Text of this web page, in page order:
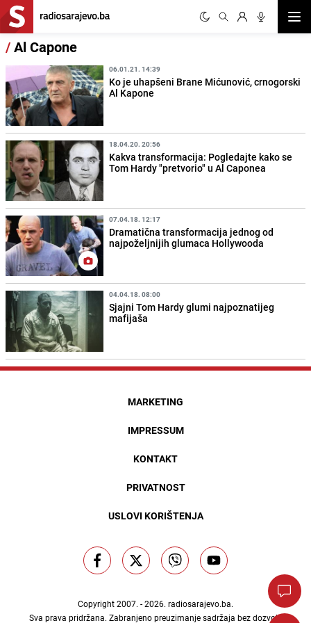
/Al Capone
06.01.21. 14:39
Ko je uhapšeni Brane Mićunović, crnogorski
Al Kapone
18.04.20. 20:56
Kakva transformacija: Pogledajte kako se
Tom Hardy "pretvorio" u Al Caponea
07.04.18. 12:17
Dramatična transformacija jednog od
najpoželjnijih glumaca Hollywooda
04.04.18. 08:00
Sjajni Tom Hardy glumi najpoznatijeg
mafijaša
MARKETING
IMPRESSUM
KONTAKT
PRIVATNOST
USLOVI KORIŠTENJA
Copyright 2007. - 2026. radiosarajevo.ba.
Sva prava pridržana. Zabranjeno preuzimanje sadržaja bez dozvole